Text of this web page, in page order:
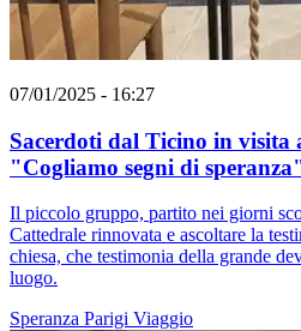
07/01/2025 - 16:27
Sacerdoti dal Ticino in visita
"Cogliamo segni di
Il piccolo gruppo, partito nei giorni
Cattedrale rinnovata e ascoltare la
chiesa, che testimonia della grande
luogo.
Speranza Parigi Viaggio